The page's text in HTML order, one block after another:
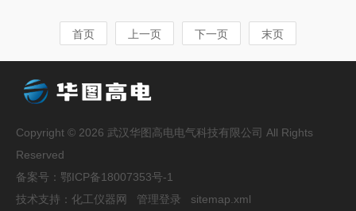
首页 上一页 下一页 末页
Copyright © 2026 武汉华图高电电气科技有限公司 All Rights
Reserved
备案号： 鄂ICP备18007353号-1
技术支持： 化工仪器网 管理登录 sitemap.xml